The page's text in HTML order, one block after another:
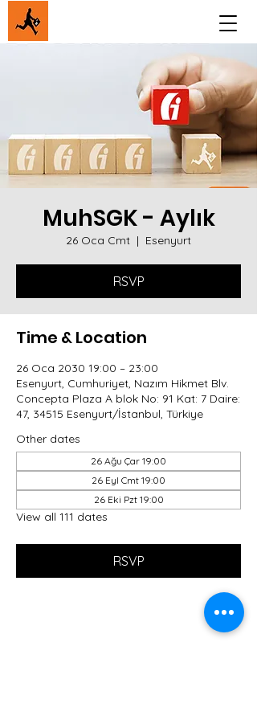
MuhSGK - Aylık
26 Oca Cmt
  |
Esenyurt
RSVP
Time & Location
26 Oca 2030 19:00 – 23:00
Esenyurt, Cumhuriyet, Nazım Hikmet Blv.
Concepta Plaza A blok No: 91 Kat: 7 Daire:
47, 34515 Esenyurt/İstanbul, Türkiye
Other dates
26 Ağu Çar 19:00
26 Eyl Cmt 19:00
26 Eki Pzt 19:00
View all 111 dates
RSVP